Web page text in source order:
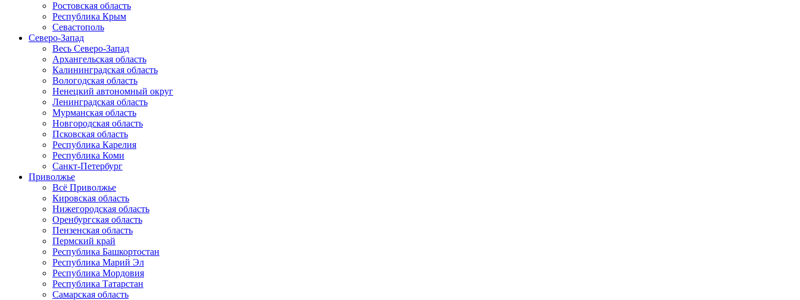
Ростовская область
Республика Крым
Севастополь
Северо-Запад
Весь Северо-Запад
Архангельская область
Калининградская область
Вологодская область
Ненецкий автономный округ
Ленинградская область
Мурманская область
Новгородская область
Псковская область
Республика Карелия
Республика Коми
Санкт-Петербург
Приволжье
Всё Приволжье
Кировская область
Нижегородская область
Оренбургская область
Пензенская область
Пермский край
Республика Башкортостан
Республика Марий Эл
Республика Мордовия
Республика Татарстан
Самарская область